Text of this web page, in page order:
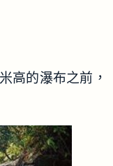
高的瀑布之前，